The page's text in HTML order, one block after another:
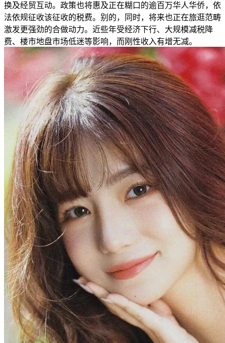
换及经贸互动。政策也将惠及正在糊口的逾百万华人华侨，依
法依规征收该征收的税费。别的，同时，将来也正在旅逛范畴
激发更强劲的合做动力。近些年受经济下行、大规模减税降
费、楼市地盘市场低迷等影响，而刚性收入有增无减。